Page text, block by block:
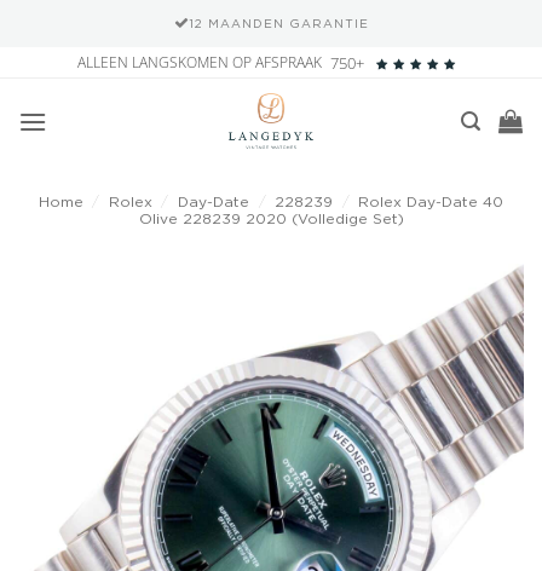
12 MAANDEN GARANTIE
inhoud
ALLEEN LANGSKOMEN OP AFSPRAAK 750+
Home Rolex Day-Date 228239
Rolex Day-Date 40
Olive 228239 2020 (Volledige Set)
Add to
wishlist